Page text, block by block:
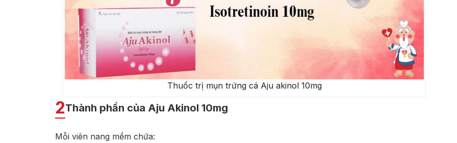
Thuốc trị mụn trứng cá Aju akinol 10mg
2Thành phần của Aju Akinol 10mg
Mỗi viên nang mềm chứa: